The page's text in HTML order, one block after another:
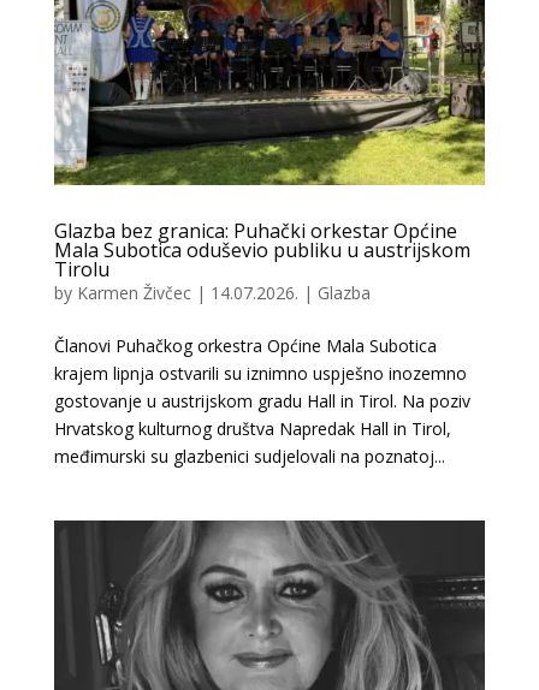
Glazba bez granica: Puhački orkestar Općine
Mala Subotica oduševio publiku u austrijskom
Tirolu
by Karmen Živčec| 14.07.2026. | Glazba
Članovi Puhačkog orkestra Općine Mala Subotica
krajem lipnja ostvarili su iznimno uspješno inozemno
gostovanje u austrijskom gradu Hall in Tirol. Na poziv
Hrvatskog kulturnog društva Napredak Hall in Tirol,
međimurski su glazbenici sudjelovali na poznatoj...